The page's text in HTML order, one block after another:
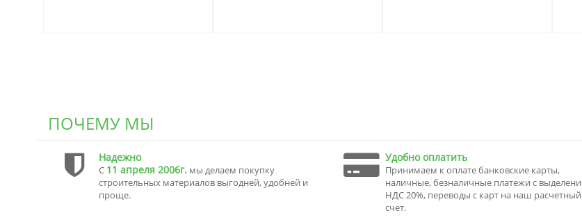
ПОЧЕМУ МЫ
Надежно
С 11 апреля 2006г. мы делаем покупку
строительных материалов выгодней, удобней и
проще.
Удобно оплатить
Принимаем к оплате банковские карты,
наличные, безналичные платежи с
НДС 20%, переводы с карт на наш расчетный
счет.